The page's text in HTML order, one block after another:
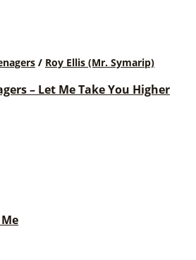
/ Roy Ellis (Mr. Symarip)
– Let Me Take You Higher